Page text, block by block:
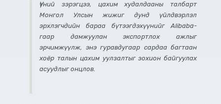
Үүний зэрэгцээ, цахим худалдааны талбарт
Монгол Улсын жижиг дунд үйлдвэрлэл
эрхлэгчдийн бараа бүтээгдэхүүнийг Alibaba-
гаар дамжуулан экспортлох ажлыг
эрчимжүүлж, энэ гуравдугаар сардаа багтаан
хоёр талын цахим уулзалтыг зохион байгуулах
асуудлыг онцлов.